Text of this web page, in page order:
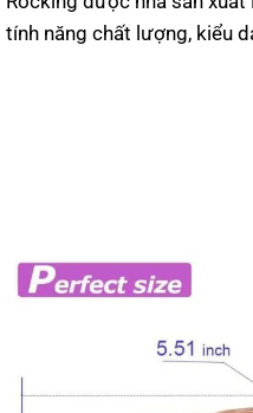
tính năng chất lượng, kiểu